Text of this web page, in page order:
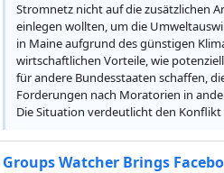
Stromnetz nicht auf die zusätzlichen
einlegen wollten, um die
in Maine aufgrund des günstigen
wirtschaftlichen Vorteile, wie
für andere Bundesstaaten schaffen,
Forderungen nach Moratorien in
Die Situation verdeutlicht den
Groups Watcher Brings